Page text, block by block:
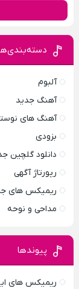
آلبوم
آهنگ جدید
آهنگ های
بزودی
دانلود گلچین
رپورتاژ آگهی
ریمیکس های
مداحی و نوحه
پیوندها
ریمیکس های